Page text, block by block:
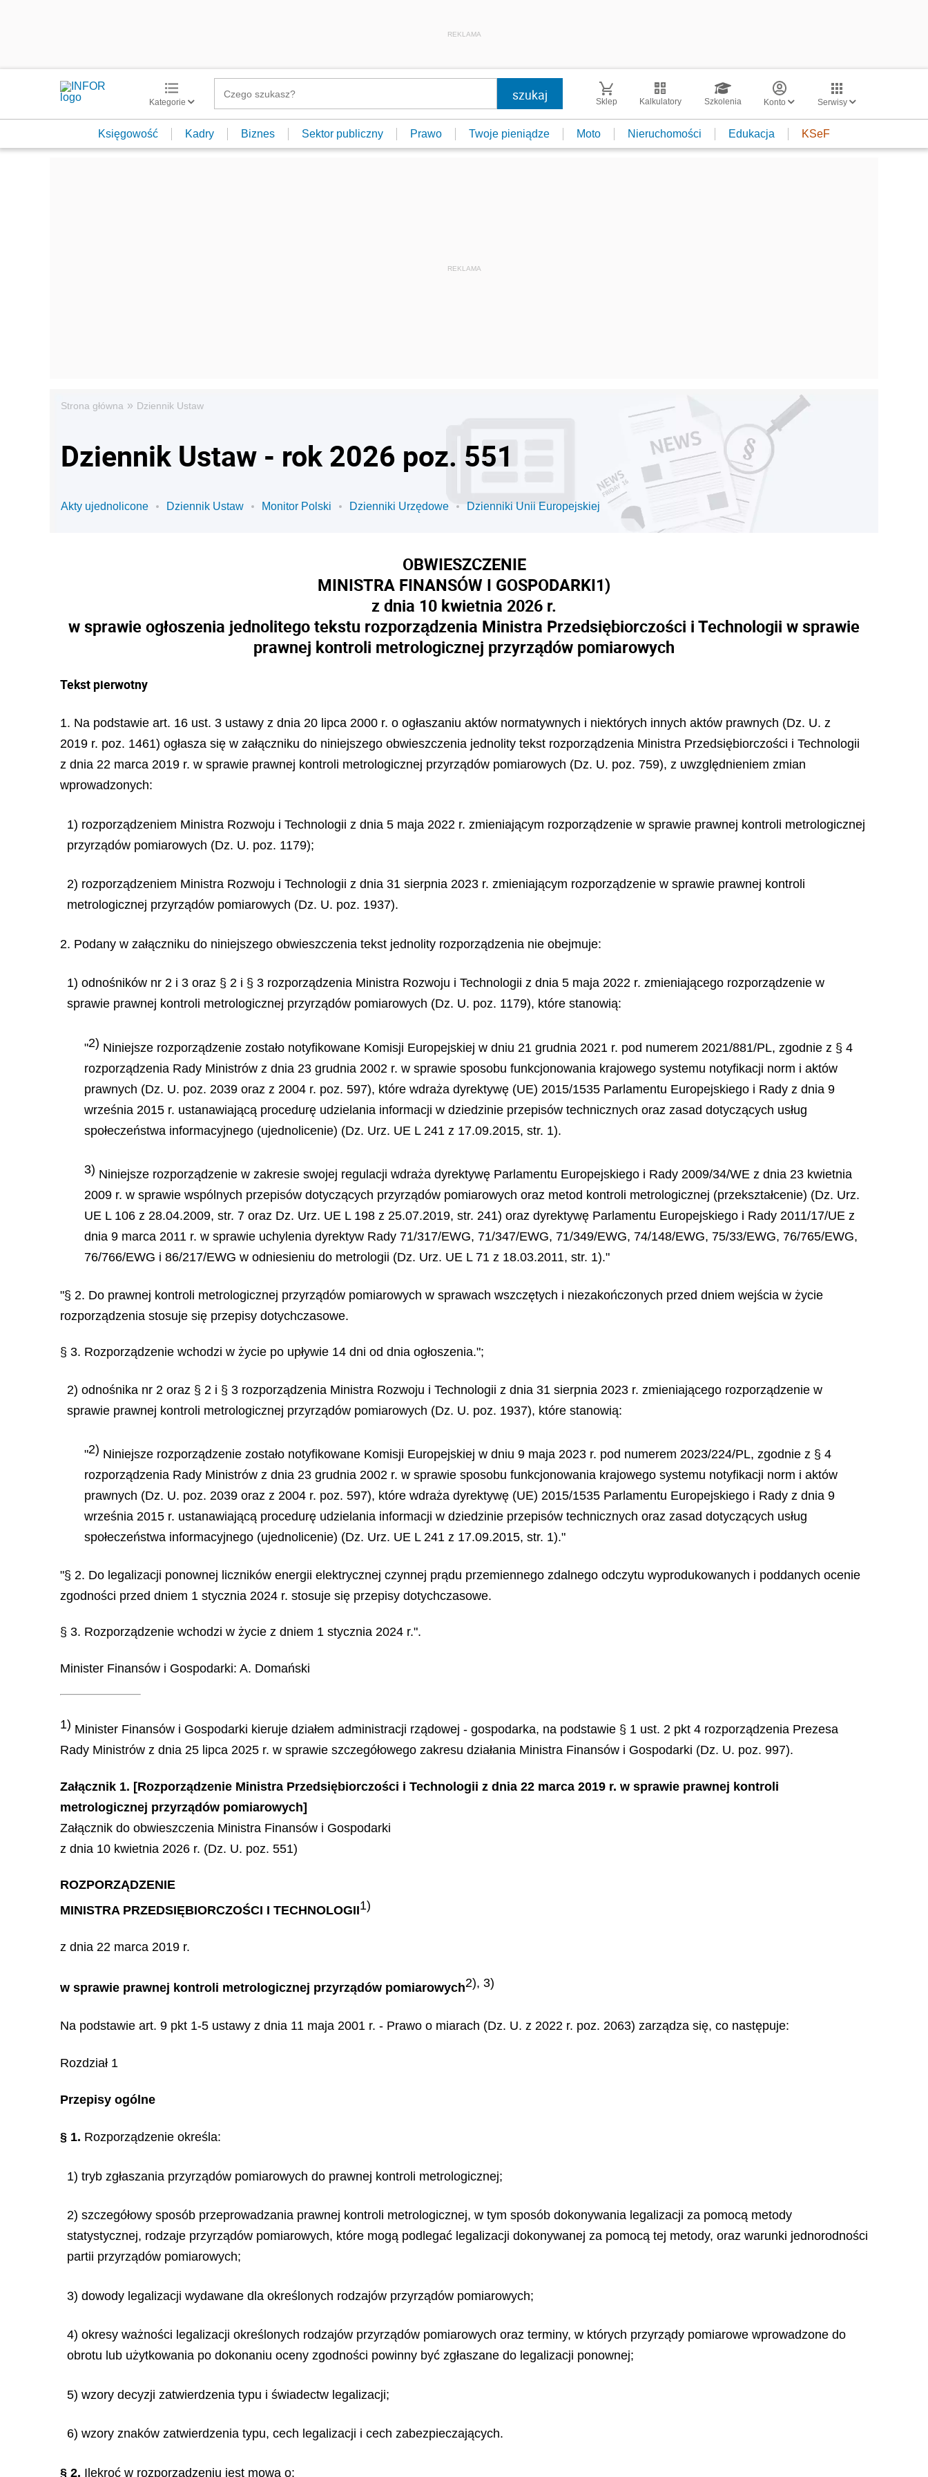
REKLAMA
Kategorie Sklep Kalkulatory Szkolenia Konto Serwisy
Księgowość Kadry Biznes Sektor publiczny Prawo Twoje pieniądze Moto Nieruchomości Edukacja KSeF
Strona główna » Dziennik Ustaw
Dziennik Ustaw - rok 2026 poz. 551
Akty ujednolicone Dziennik Ustaw Monitor Polski Dzienniki Urzędowe Dzienniki Unii Europejskiej
OBWIESZCZENIE
MINISTRA FINANSÓW I GOSPODARKI1)
z dnia 10 kwietnia 2026 r.
w sprawie ogłoszenia jednolitego tekstu rozporządzenia Ministra Przedsiębiorczości i Technologii w sprawie
prawnej kontroli metrologicznej przyrządów pomiarowych
Tekst pierwotny
1. Na podstawie art. 16 ust. 3 ustawy z dnia 20 lipca 2000 r. o ogłaszaniu aktów normatywnych i niektórych innych aktów prawnych (Dz. U. z
2019 r. poz. 1461) ogłasza się w załączniku do niniejszego obwieszczenia jednolity tekst rozporządzenia Ministra Przedsiębiorczości i Technologii
z dnia 22 marca 2019 r. w sprawie prawnej kontroli metrologicznej przyrządów pomiarowych (Dz. U. poz. 759), z uwzględnieniem zmian
wprowadzonych:
1) rozporządzeniem Ministra Rozwoju i Technologii z dnia 5 maja 2022 r. zmieniającym rozporządzenie w sprawie prawnej kontroli metrologicznej
przyrządów pomiarowych (Dz. U. poz. 1179);
2) rozporządzeniem Ministra Rozwoju i Technologii z dnia 31 sierpnia 2023 r. zmieniającym rozporządzenie w sprawie prawnej kontroli
metrologicznej przyrządów pomiarowych (Dz. U. poz. 1937).
2. Podany w załączniku do niniejszego obwieszczenia tekst jednolity rozporządzenia nie obejmuje:
1) odnośników nr 2 i 3 oraz § 2 i § 3 rozporządzenia Ministra Rozwoju i Technologii z dnia 5 maja 2022 r. zmieniającego rozporządzenie w
sprawie prawnej kontroli metrologicznej przyrządów pomiarowych (Dz. U. poz. 1179), które stanowią:
"2) Niniejsze rozporządzenie zostało notyfikowane Komisji Europejskiej w dniu 21 grudnia 2021 r. pod numerem 2021/881/PL, zgodnie z § 4
rozporządzenia Rady Ministrów z dnia 23 grudnia 2002 r. w sprawie sposobu funkcjonowania krajowego systemu notyfikacji norm i aktów
prawnych (Dz. U. poz. 2039 oraz z 2004 r. poz. 597), które wdraża dyrektywę (UE) 2015/1535 Parlamentu Europejskiego i Rady z dnia 9
września 2015 r. ustanawiającą procedurę udzielania informacji w dziedzinie przepisów technicznych oraz zasad dotyczących usług
społeczeństwa informacyjnego (ujednolicenie) (Dz. Urz. UE L 241 z 17.09.2015, str. 1).
3) Niniejsze rozporządzenie w zakresie swojej regulacji wdraża dyrektywę Parlamentu Europejskiego i Rady 2009/34/WE z dnia 23 kwietnia
2009 r. w sprawie wspólnych przepisów dotyczących przyrządów pomiarowych oraz metod kontroli metrologicznej (przekształcenie) (Dz. Urz.
UE L 106 z 28.04.2009, str. 7 oraz Dz. Urz. UE L 198 z 25.07.2019, str. 241) oraz dyrektywę Parlamentu Europejskiego i Rady 2011/17/UE z
dnia 9 marca 2011 r. w sprawie uchylenia dyrektyw Rady 71/317/EWG, 71/347/EWG, 71/349/EWG, 74/148/EWG, 75/33/EWG, 76/765/EWG,
76/766/EWG i 86/217/EWG w odniesieniu do metrologii (Dz. Urz. UE L 71 z 18.03.2011, str. 1)."
"§ 2. Do prawnej kontroli metrologicznej przyrządów pomiarowych w sprawach wszczętych i niezakończonych przed dniem wejścia w życie
rozporządzenia stosuje się przepisy dotychczasowe.
§ 3. Rozporządzenie wchodzi w życie po upływie 14 dni od dnia ogłoszenia.";
2) odnośnika nr 2 oraz § 2 i § 3 rozporządzenia Ministra Rozwoju i Technologii z dnia 31 sierpnia 2023 r. zmieniającego rozporządzenie w
sprawie prawnej kontroli metrologicznej przyrządów pomiarowych (Dz. U. poz. 1937), które stanowią:
"2) Niniejsze rozporządzenie zostało notyfikowane Komisji Europejskiej w dniu 9 maja 2023 r. pod numerem 2023/224/PL, zgodnie z § 4
rozporządzenia Rady Ministrów z dnia 23 grudnia 2002 r. w sprawie sposobu funkcjonowania krajowego systemu notyfikacji norm i aktów
prawnych (Dz. U. poz. 2039 oraz z 2004 r. poz. 597), które wdraża dyrektywę (UE) 2015/1535 Parlamentu Europejskiego i Rady z dnia 9
września 2015 r. ustanawiającą procedurę udzielania informacji w dziedzinie przepisów technicznych oraz zasad dotyczących usług
społeczeństwa informacyjnego (ujednolicenie) (Dz. Urz. UE L 241 z 17.09.2015, str. 1)."
"§ 2. Do legalizacji ponownej liczników energii elektrycznej czynnej prądu przemiennego zdalnego odczytu wyprodukowanych i poddanych ocenie
zgodności przed dniem 1 stycznia 2024 r. stosuje się przepisy dotychczasowe.
§ 3. Rozporządzenie wchodzi w życie z dniem 1 stycznia 2024 r.".
Minister Finansów i Gospodarki: A. Domański
1) Minister Finansów i Gospodarki kieruje działem administracji rządowej - gospodarka, na podstawie § 1 ust. 2 pkt 4 rozporządzenia Prezesa
Rady Ministrów z dnia 25 lipca 2025 r. w sprawie szczegółowego zakresu działania Ministra Finansów i Gospodarki (Dz. U. poz. 997).
Załącznik 1. [Rozporządzenie Ministra Przedsiębiorczości i Technologii z dnia 22 marca 2019 r. w sprawie prawnej kontroli
metrologicznej przyrządów pomiarowych]
Załącznik do obwieszczenia Ministra Finansów i Gospodarki
z dnia 10 kwietnia 2026 r. (Dz. U. poz. 551)
ROZPORZĄDZENIE
MINISTRA PRZEDSIĘBIORCZOŚCI I TECHNOLOGII1)
z dnia 22 marca 2019 r.
w sprawie prawnej kontroli metrologicznej przyrządów pomiarowych2), 3)
Na podstawie art. 9 pkt 1-5 ustawy z dnia 11 maja 2001 r. - Prawo o miarach (Dz. U. z 2022 r. poz. 2063) zarządza się, co następuje:
Rozdział 1
Przepisy ogólne
§ 1. Rozporządzenie określa:
1) tryb zgłaszania przyrządów pomiarowych do prawnej kontroli metrologicznej;
2) szczegółowy sposób przeprowadzania prawnej kontroli metrologicznej, w tym sposób dokonywania legalizacji za pomocą metody
statystycznej, rodzaje przyrządów pomiarowych, które mogą podlegać legalizacji dokonywanej za pomocą tej metody, oraz warunki jednorodności
partii przyrządów pomiarowych;
3) dowody legalizacji wydawane dla określonych rodzajów przyrządów pomiarowych;
4) okresy ważności legalizacji określonych rodzajów przyrządów pomiarowych oraz terminy, w których przyrządy pomiarowe wprowadzone do
obrotu lub użytkowania po dokonaniu oceny zgodności powinny być zgłaszane do legalizacji ponownej;
5) wzory decyzji zatwierdzenia typu i świadectw legalizacji;
6) wzory znaków zatwierdzenia typu, cech legalizacji i cech zabezpieczających.
§ 2. Ilekroć w rozporządzeniu jest mowa o: